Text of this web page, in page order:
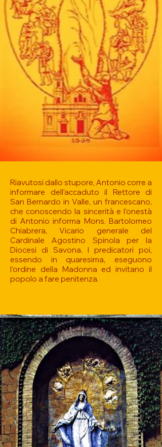
Riavutosi dallo stupore, Antonio corre a
informare dell’accaduto il Rettore di
San Bernardo in Valle, un francescano,
che conoscendo la sincerità e l’onestà
di Antonio informa Mons. Bartolomeo
Chiabrera, Vicario generale del
Cardinale Agostino Spinola per la
Diocesi di Savona. I predicatori poi,
essendo in quaresima, eseguono
l’ordine della Madonna ed invitano il
popolo a fare penitenza.